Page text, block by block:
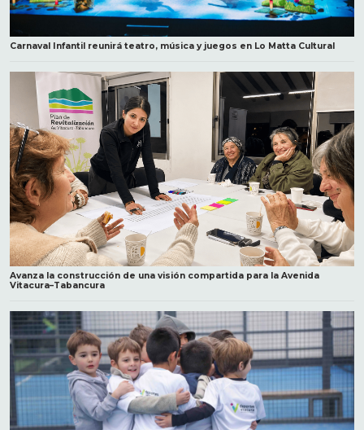
Carnaval Infantil reunirá teatro, música y juegos en Lo Matta Cultural
Avanza la construcción de una visión compartida para la Avenida
Vitacura–Tabancura